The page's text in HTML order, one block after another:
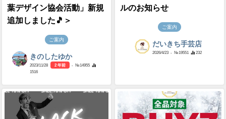
葉デザイン協会活動」新規
追加しました🎵＞
ご案内
きのしたゆか
2023/11/28 2 年前
- №14955
1516
ルのお知らせ
ご案内
だいきち手芸店
2026/4/23 - №19551 232